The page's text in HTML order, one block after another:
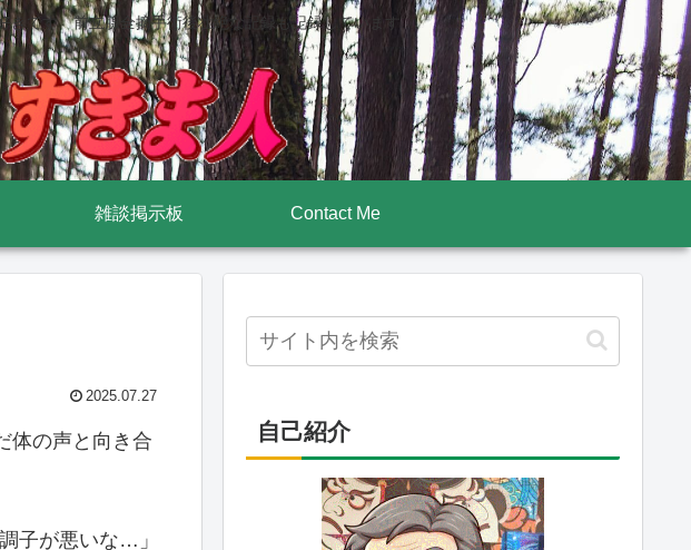
です 前立腺全摘手術後壮絶な記録も記録しています
雑談掲示板 Contact Me
2025.07.27
体の声と向き合
子が悪いな…」
自己紹介